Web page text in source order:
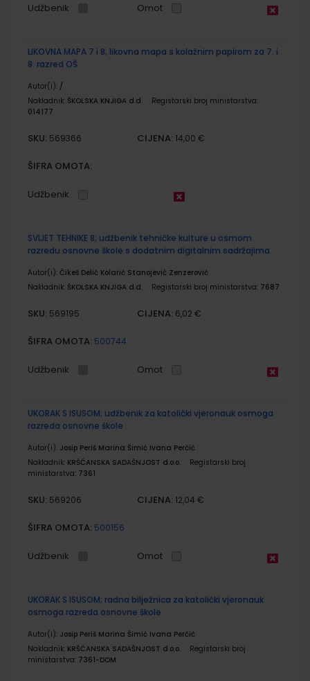
Udžbenik Omot
LIKOVNA MAPA 7 i 8; likovna mapa s kolažnim papirom za 7. i
8. razred OŠ
Autor(i): /
Nakladnik: ŠKOLSKA KNJIGA d.d.
Registarski broj ministarstva:
014177
SKU: 569366 CIJENA: 14,00 €
ŠIFRA OMOTA:
Udžbenik
SVIJET TEHNIKE 8; udžbenik tehničke kulture u osmom
razredu osnovne škole s dodatnim digitalnim sadržajima
Autor(i): Čikeš Delić Kolarić Stanojević Zenzerović
Nakladnik: ŠKOLSKA KNJIGA d.d. Registarski broj ministarstva: 7687
SKU: 569195 CIJENA: 6,02 €
ŠIFRA OMOTA: 500744
Udžbenik Omot
UKORAK S ISUSOM; udžbenik za katolički vjeronauk osmoga
razreda osnovne škole
Autor(i): Josip Periš Marina Šimić Ivana Perčić
Nakladnik: KRŠĆANSKA SADAŠNJOST d.o.o.
Registarski broj
ministarstva: 7361
SKU: 569206 CIJENA: 12,04 €
ŠIFRA OMOTA: 500156
Udžbenik Omot
UKORAK S ISUSOM; radna bilježnica za katolički vjeronauk
osmoga razreda osnovne škole
Autor(i): Josip Periš Marina Šimić Ivana Perčić
Nakladnik: KRŠĆANSKA SADAŠNJOST d.o.o.
Registarski broj
ministarstva: 7361-DOM